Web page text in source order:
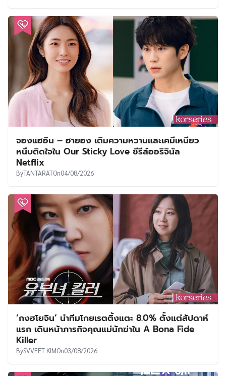
จองแฮอิน – ฮายอง เติมความหวานและเคมีเหนียว
หนึบติดใจใน Our Sticky Love ซีรีส์ออริจินัล
Netflix
ByTANTARATOn04/08/2026
‘กงฮโยจิน’ นำทีมโกยเรตติ้งแตะ 8.0% ตั้งแต่สัปดาห์
แรก เดินหน้าภารกิจคุณแม่นักฆ่าใน A Bona Fide
Killer
BySVVEET KIMOn03/08/2026